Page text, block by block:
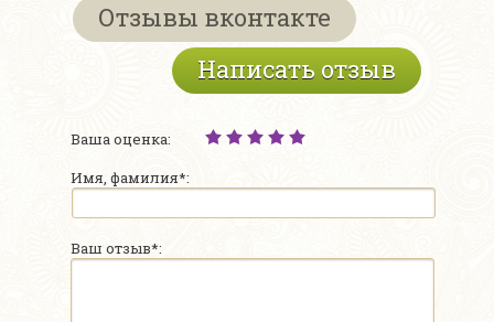
Отзывы вконтакте
Написать отзыв
Ваша оценка:
Имя, фамилия*:
Ваш отзыв*: